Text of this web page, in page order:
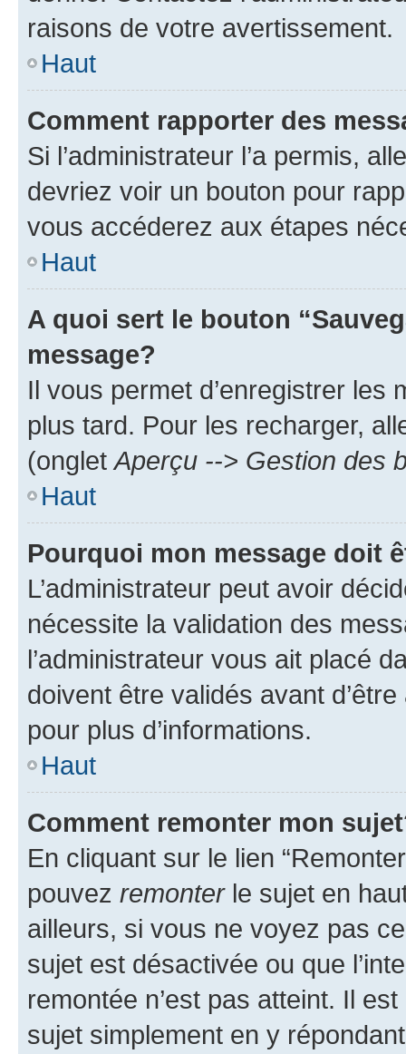
raisons de votre avertissement.
Haut
Comment rapporter des
Si l’administrateur l’a permis,
devriez voir un bouton pour
vous accéderez aux étapes
Haut
A quoi sert le bouton
message?
Il vous permet d’enregistrer
plus tard. Pour les recharger,
(ongletAperçu --> Gestion des
Haut
Pourquoi mon message doit
L’administrateur peut avoir
nécessite la validation des
l’administrateur vous ait placé
doivent être validés avant
pour plus d’informations.
Haut
Comment remonter mon
En cliquant sur le lien
pouvez remonterle sujet en
ailleurs, si vous ne voyez pas
sujet est désactivée ou que
remontée n’est pas atteint. Il
sujet simplement en y